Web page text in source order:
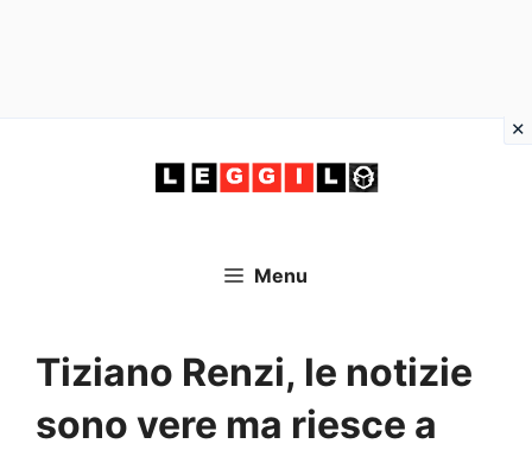
Menu
Tiziano Renzi, le notizie
sono vere ma riesce a